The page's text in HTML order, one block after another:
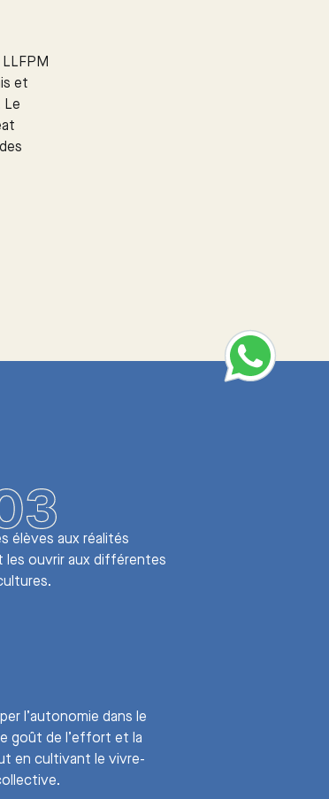
et
Le
élèves aux réalités
les ouvrir aux différentes
l’autonomie dans le
goût de l’effort et la
en cultivant le vivre-